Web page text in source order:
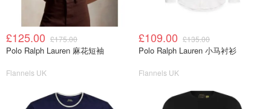
£125.00 £175.00
Polo Ralph Lauren 麻花短袖
Flannels UK
£109.00 £135.00
Polo Ralph Lauren 小马衬衫
Flannels UK